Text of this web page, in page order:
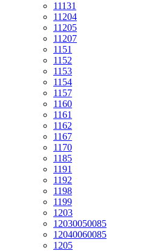
11131
11204
11205
11207
1151
1152
1153
1154
1157
1160
1161
1162
1167
1170
1185
1191
1192
1198
1199
1203
12030050085
12040060085
1205